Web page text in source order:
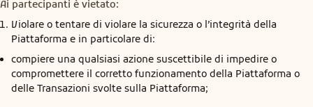
Ai partecipanti è vietato:
Violare o tentare di violare la sicurezza o l’integrità della
Piattaforma e in particolare di:
compiere una qualsiasi azione suscettibile di impedire o
compromettere il corretto funzionamento della Piattaforma o
delle Transazioni svolte sulla Piattaforma;